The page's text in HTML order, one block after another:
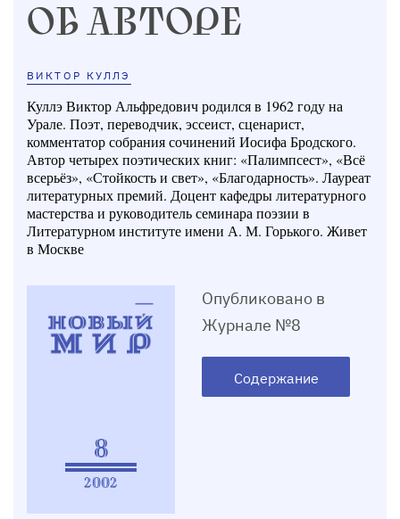
ОБ АВТОРЕ
ВИКТОР КУЛЛЭ
Куллэ Виктор Альфредович родился в 1962 году на
Урале. Поэт, переводчик, эссеист, сценарист,
комментатор собрания сочинений Иосифа Бродского.
Автор четырех поэтических книг: «Палимпсест», «Всё
всерьёз», «Стойкость и свет», «Благодарность». Лауреат
литературных премий. Доцент кафедры литературного
мастерства и руководитель семинара поэзии в
Литературном институте имени А. М. Горького. Живет
в Москве
8
2002
Опубликовано в
Журнале №8
Содержание